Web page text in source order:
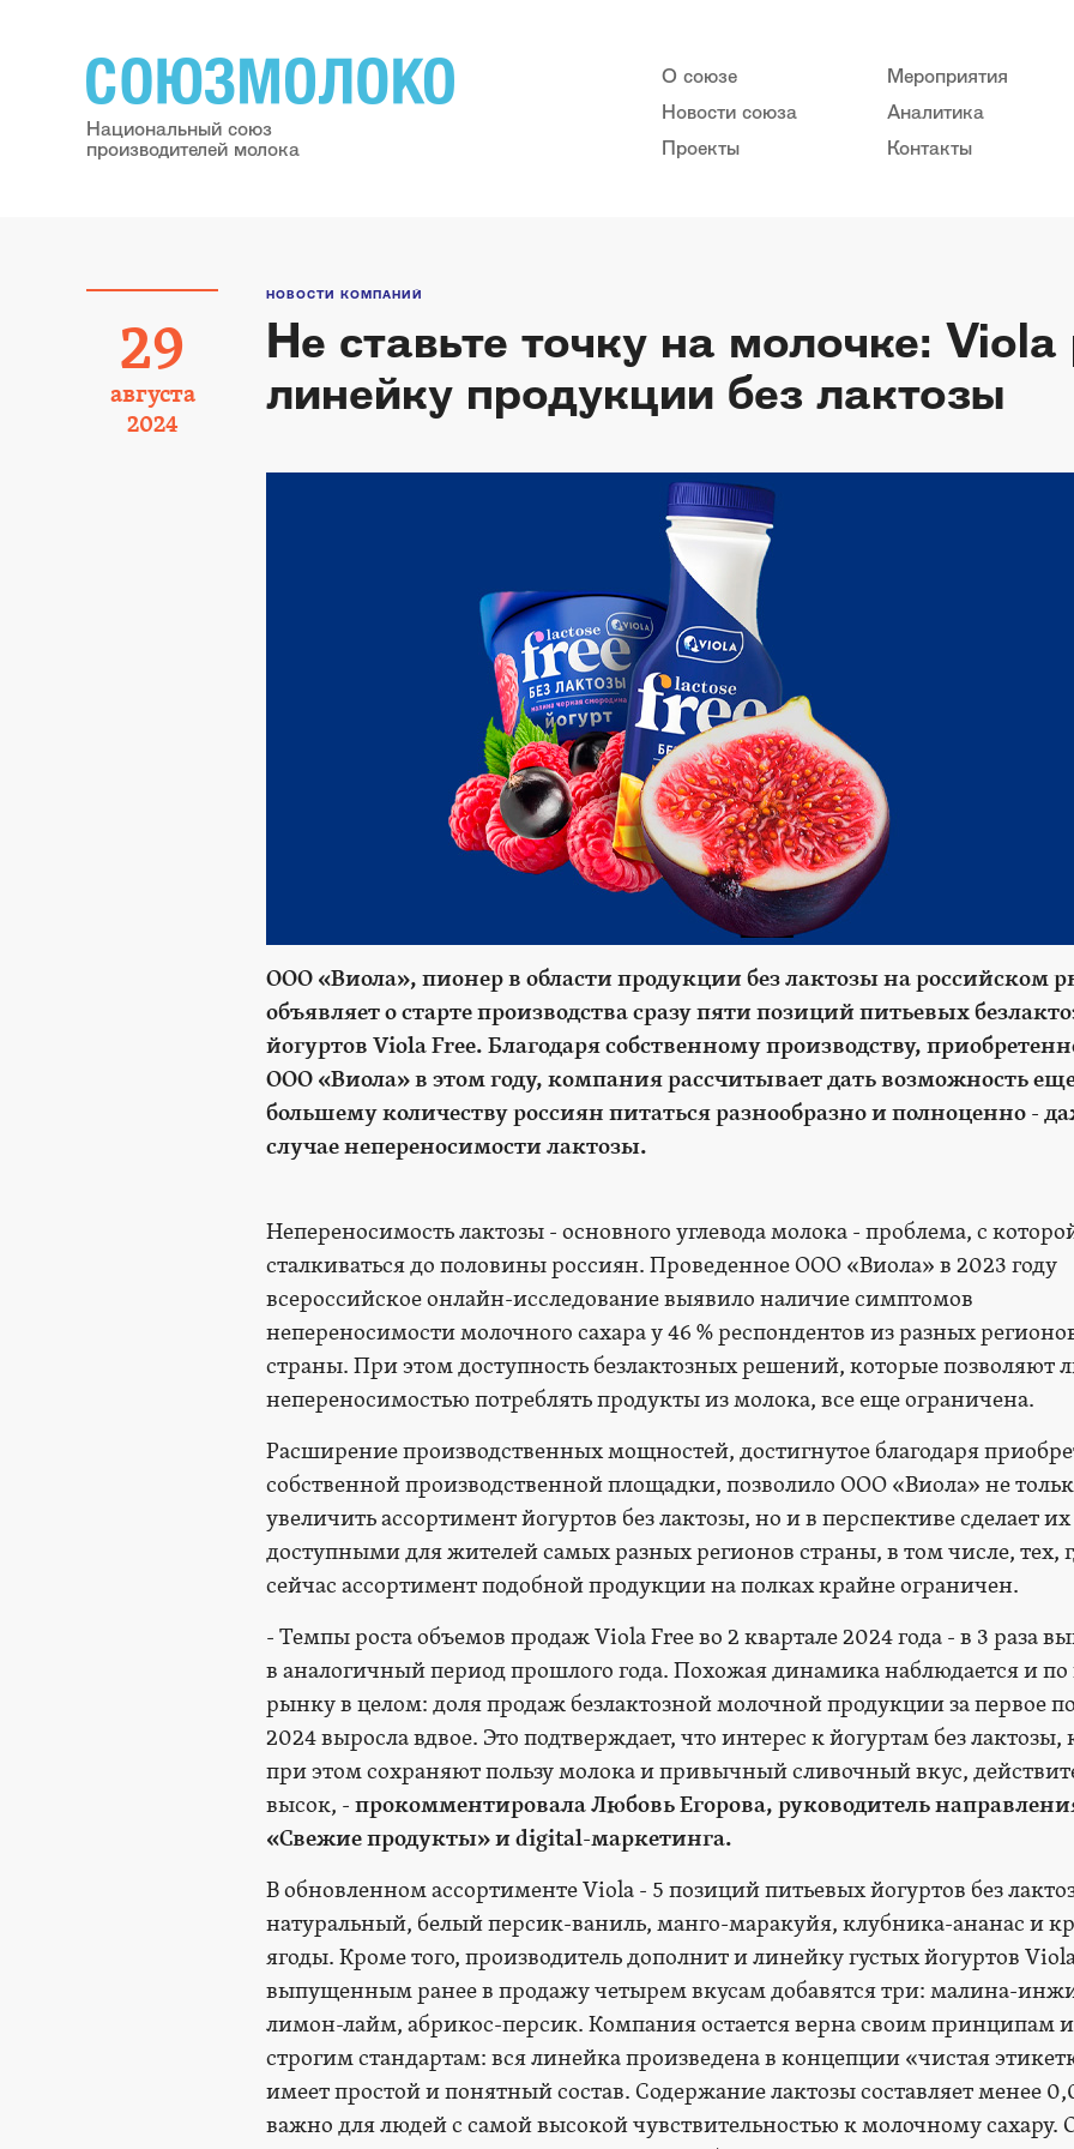
Национальный союз
производителей молока
О союзе
Новости союза
Проекты
Мероприятия
Аналитика
Контакты
29
августа
2024
НОВОСТИ КОМПАНИЙ
Не ставьте точку на молочке:
линейку продукции без лактозы
ООО «Виола», пионер в области продукции без лактозы на российском
объявляет о старте производства сразу пяти позиций питьевых
йогуртов Viola Free. Благодаря собственному производству,
ООО «Виола» в этом году, компания рассчитывает дать возможность
большему количеству россиян питаться разнообразно и полноценно -
случае непереносимости лактозы.
Непереносимость лактозы - основного углевода молока - проблема, с
сталкиваться до половины россиян. Проведенное ООО «Виола» в 2023 году
всероссийское онлайн-исследование выявило наличие симптомов
непереносимости молочного сахара у 46 % респондентов из разных
страны. При этом доступность безлактозных решений, которые позволяют
непереносимостью потреблять продукты из молока, все еще ограничена.
Расширение производственных мощностей, достигнутое благодаря
собственной производственной площадки, позволило ООО «Виола» не
увеличить ассортимент йогуртов без лактозы, но и в перспективе сделает их
доступными для жителей самых разных регионов страны, в том числе, тех,
сейчас ассортимент подобной продукции на полках крайне ограничен.
- Темпы роста объемов продаж Viola Free во 2 квартале 2024 года - в 3 раза
в аналогичный период прошлого года. Похожая динамика наблюдается и по
рынку в целом: доля продаж безлактозной молочной продукции за первое
2024 выросла вдвое. Это подтверждает, что интерес к йогуртам без лактозы,
при этом сохраняют пользу молока и привычный сливочный вкус,
высок, -прокомментировала Любовь Егорова, руководитель
«Свежие продукты» и digital-маркетинга.
В обновленном ассортименте Viola - 5 позиций питьевых йогуртов без
натуральный, белый персик-ваниль, манго-маракуйя, клубника-ананас и
ягоды. Кроме того, производитель дополнит и линейку густых йогуртов
выпущенным ранее в продажу четырем вкусам добавятся три: малина-
лимон-лайм, абрикос-персик. Компания остается верна своим принципам и
строгим стандартам: вся линейка произведена в концепции «чистая
имеет простой и понятный состав. Содержание лактозы составляет менее
важно для людей с самой высокой чувствительностью к молочному сахару.